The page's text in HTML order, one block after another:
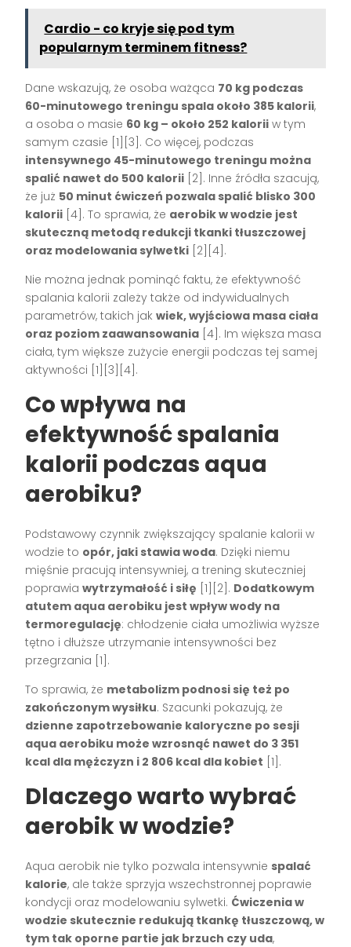
Cardio - co kryje się pod tym
popularnym terminem fitness?
Dane wskazują, że osoba ważąca 70 kg podczas
60-minutowego treningu spala około 385 kalorii,
a osoba o masie 60 kg – około 252 kalorii w tym
samym czasie [1][3] . Co więcej, podczas
intensywnego 45-minutowego treningu można
spalić nawet do 500 kalorii [2] . Inne źródła szacują,
że już 50 minut ćwiczeń pozwala spalić blisko 300
kalorii [4] . To sprawia, że aerobik w wodzie jest
skuteczną metodą redukcji tkanki tłuszczowej
oraz modelowania sylwetki [2][4] .
Nie można jednak pominąć faktu, że efektywność
spalania kalorii zależy także od indywidualnych
parametrów, takich jakwiek, wyjściowa masa ciała
oraz poziom zaawansowania [4] . Im większa masa
ciała, tym większe zużycie energii podczas tej samej
aktywności [1][3][4] .
Co wpływa na
efektywność spalania
kalorii podczas aqua
aerobiku?
Podstawowy czynnik zwiększający spalanie kalorii w
wodzie to opór, jaki stawia woda. Dzięki niemu
mięśnie pracują intensywniej, a trening skuteczniej
poprawiawytrzymałość i siłę [1][2] . Dodatkowym
atutem aqua aerobiku jest wpływ wody na
termoregulację: chłodzenie ciała umożliwia wyższe
tętno i dłuższe utrzymanie intensywności bez
przegrzania [1] .
To sprawia, że metabolizm podnosi się też po
zakończonym wysiłku. Szacunki pokazują, że
dzienne zapotrzebowanie kaloryczne po sesji
aqua aerobiku może wzrosnąć nawet do 3 351
kcal dla mężczyzn i 2 806 kcal dla kobiet [1] .
Dlaczego warto wybrać
aerobik w wodzie?
Aqua aerobik nie tylko pozwala intensywnie spalać
kalorie, ale także sprzyja wszechstronnej poprawie
kondycji oraz modelowaniu sylwetki. Ćwiczenia w
wodzie skutecznie redukują tkankę tłuszczową, w
tym tak oporne partie jak brzuch czy uda,